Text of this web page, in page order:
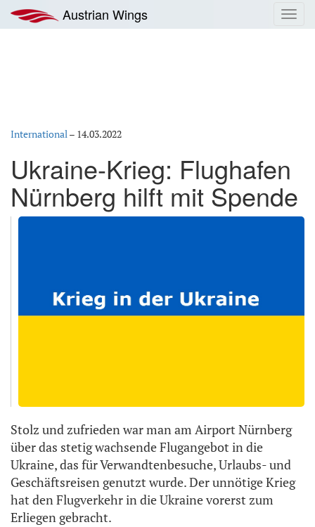
Inhalt
springen
Austrian Wings
International– 14.03.2022
Ukraine-Krieg: Flughafen
Nürnberg hilft mit Spende
Stolz und zufrieden war man am Airport Nürnberg
über das stetig wachsende Flugangebot in die
Ukraine, das für Verwandtenbesuche, Urlaubs- und
Geschäftsreisen genutzt wurde. Der unnötige Krieg
hat den Flugverkehr in die Ukraine vorerst zum
Erliegen gebracht.